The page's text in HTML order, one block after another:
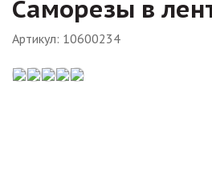
Саморезы в
Артикул: 10600234